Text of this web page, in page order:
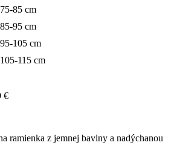
75-85 cm
85-95 cm
95-105 cm
105-115 cm
€
ramienka z jemnej bavlny a nadýchanou